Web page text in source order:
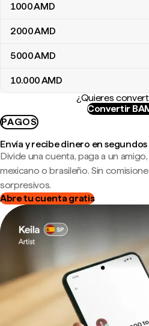
1000AMD
2000AMD
5000AMD
10.000AMD
¿Quieres
Convertir
PAGOS
Envía y recibe dinero en segundos
Divide una cuenta, paga a un
mexicano o brasileño. Sin
sorpresivos.
Abre tu cuenta gratis